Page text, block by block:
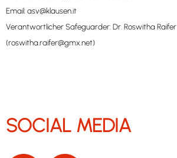
Email:asv@klausen.it
Verantwortlicher Safeguarder: Dr. Roswitha Raifer
(roswitha.raifer@gmx.net)
SOCIAL MEDIA